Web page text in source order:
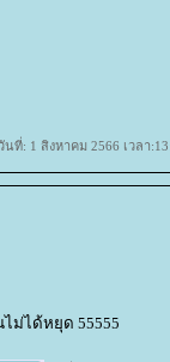
นที่: 1 สิงหาคม 2566 เวลา
ม่ได้หยุด 55555